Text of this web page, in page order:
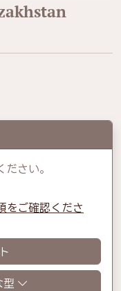
さい。
をご確認くださ
型